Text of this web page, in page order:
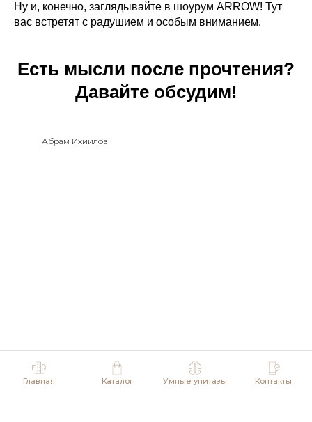
Главная Каталог Умные унитазы Контакты
Ну и, конечно, заглядывайте в шоурум ARROW! Тут
вас встретят с радушием и особым вниманием.
Есть мысли после прочтения?
Давайте обсудим!
Абрам Ихиилов